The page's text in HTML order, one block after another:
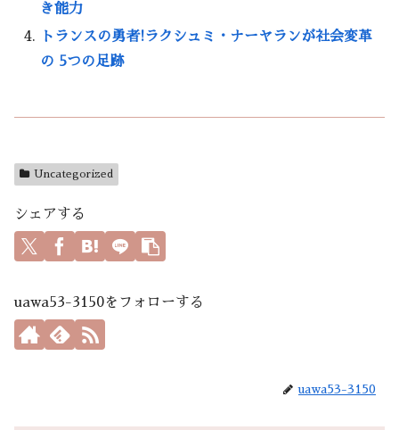
き能力
トランスの勇者!ラクシュミ・ナーヤランが社会変革
の 5つの足跡
Uncategorized
シェアする
uawa53-3150をフォローする
uawa53-3150